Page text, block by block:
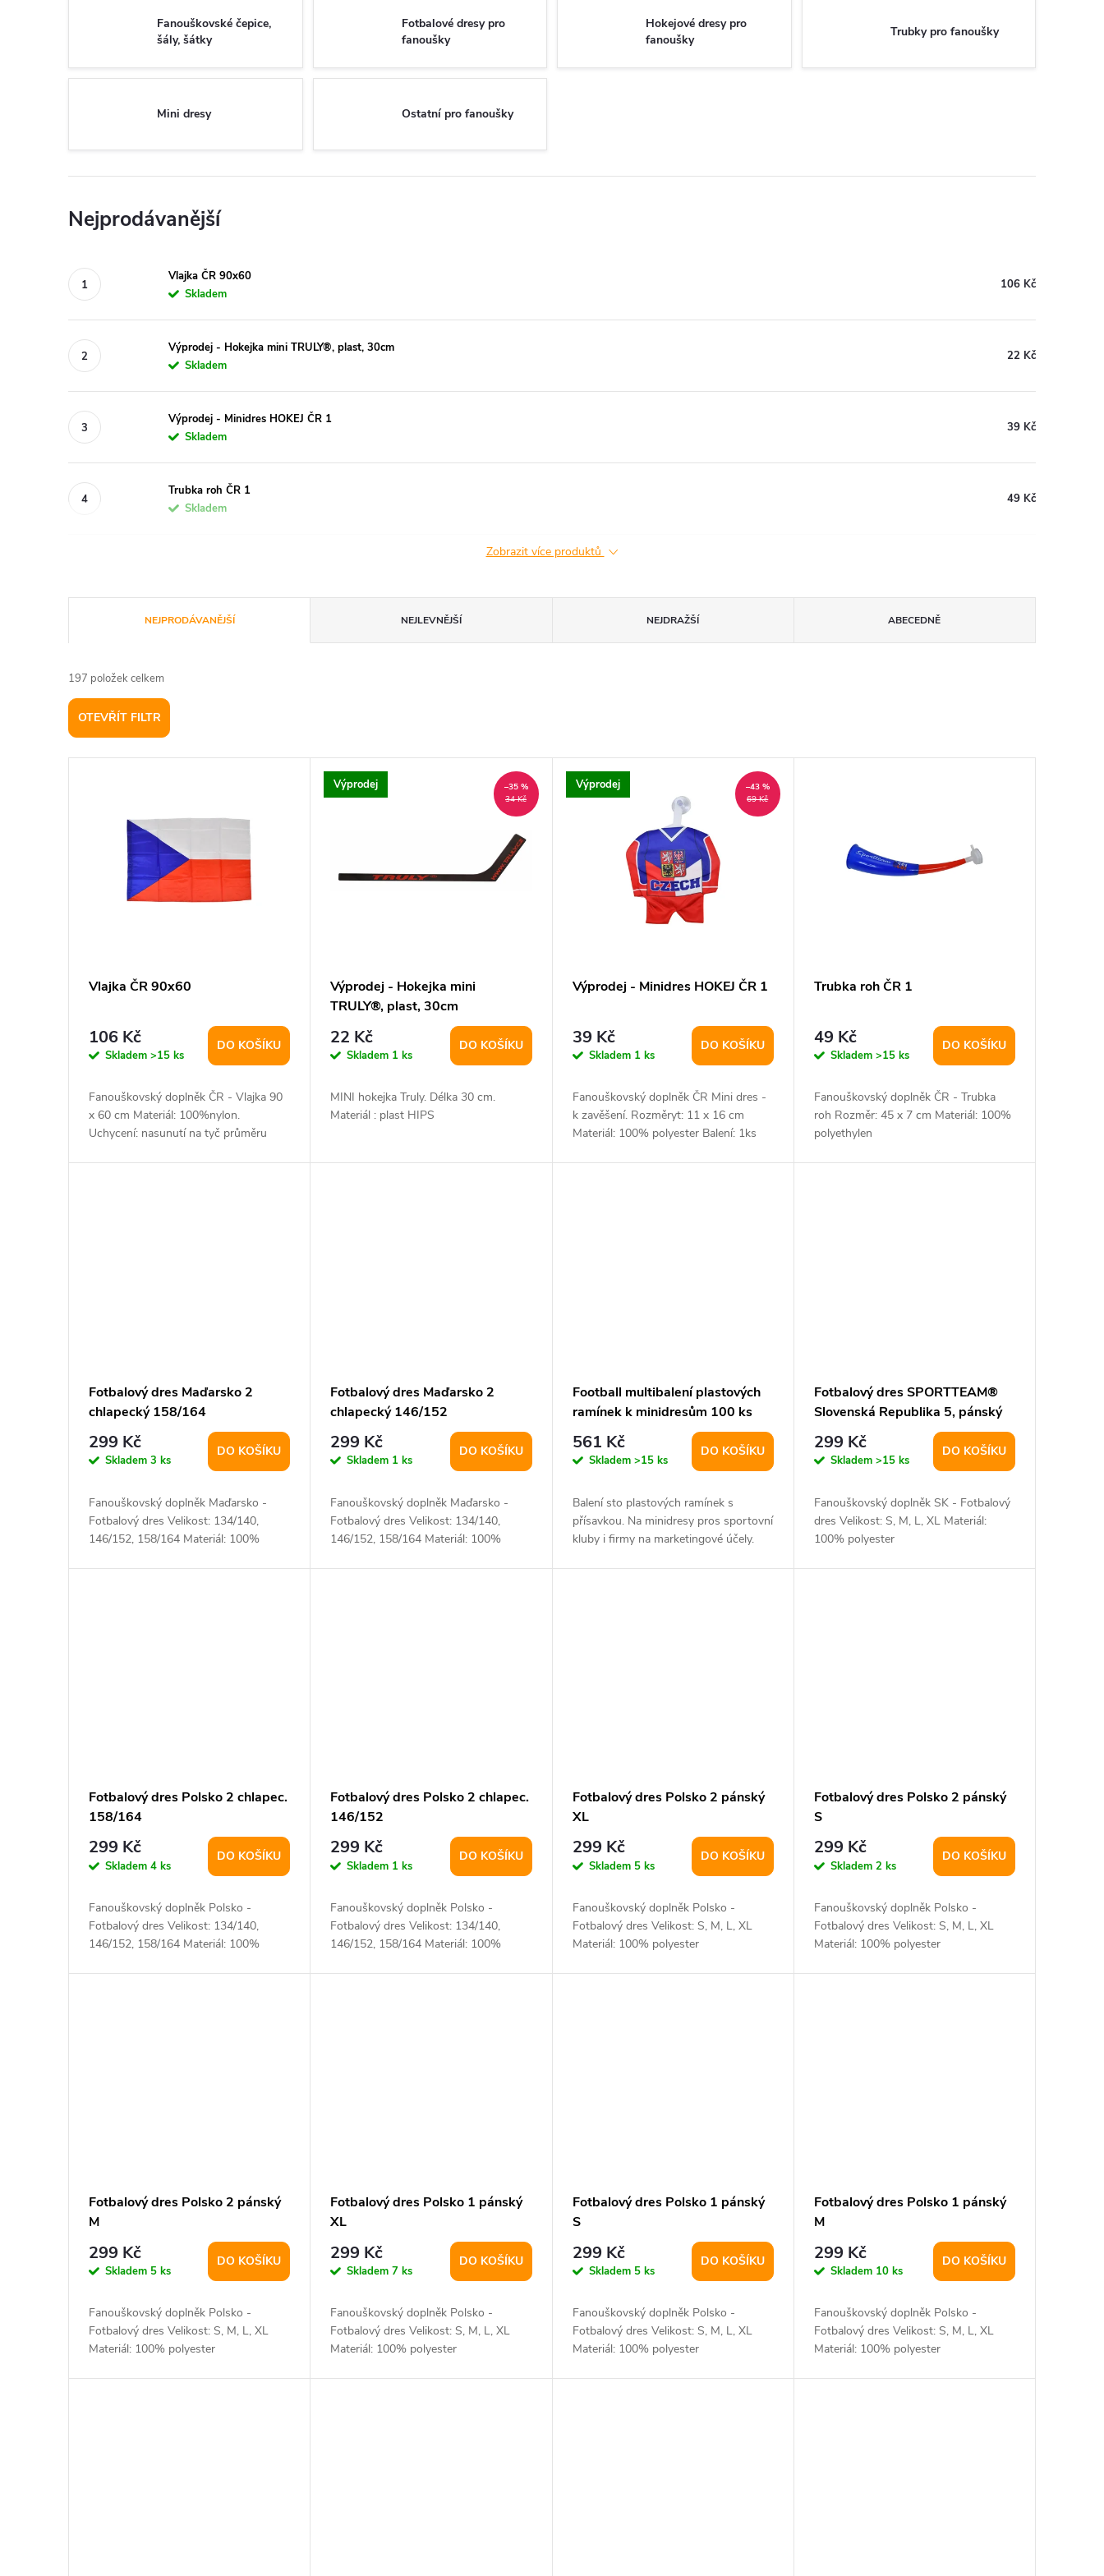
Fanouškovské čepice,
šály, šátky
Fotbalové dresy pro
fanoušky
Hokejové dresy pro
fanoušky
Trubky pro fanoušky
Mini dresy Ostatní pro fanoušky
Nejprodávanější
Vlajka ČR 90x60
Skladem
106 Kč
Výprodej - Hokejka mini TRULY®, plast, 30cm
Skladem
22 Kč
Výprodej - Minidres HOKEJ ČR 1
Skladem
39 Kč
Trubka roh ČR 1
Skladem
49 Kč
Zobrazit více produktů
a
z
e
ů
NEJPRODÁVANĚJŠÍ NEJLEVNĚJŠÍ NEJDRAŽŠÍ ABECEDNĚ
197 položek celkem
OTEVŘÍT FILTR
Vlajka ČR 90x60
106 Kč
Skladem >15 ks
DO KOŠÍKU
Fanouškovský doplněk ČR - Vlajka 90
x 60 cm Materiál: 100%nylon.
Uchycení: nasunutí na tyč průměru
Výprodej
34 Kč
–35 %
Výprodej - Hokejka mini
TRULY®, plast, 30cm
22 Kč
Skladem 1 ks
DO KOŠÍKU
MINI hokejka Truly. Délka 30 cm.
Materiál : plast HIPS
Výprodej
69 Kč
–43 %
Výprodej - Minidres HOKEJ ČR 1
39 Kč
Skladem 1 ks
DO KOŠÍKU
Fanouškovský doplněk ČR Mini dres -
k zavěšení. Rozměryt: 11 x 16 cm
Materiál: 100% polyester Balení: 1ks
Trubka roh ČR 1
49 Kč
Skladem >15 ks
DO KOŠÍKU
Fanouškovský doplněk ČR - Trubka
roh Rozměr: 45 x 7 cm Materiál: 100%
polyethylen
Fotbalový dres Maďarsko 2
chlapecký 158/164
299 Kč
Skladem 3 ks
DO KOŠÍKU
Fanouškovský doplněk Maďarsko -
Fotbalový dres Velikost: 134/140,
146/152, 158/164 Materiál: 100%
Fotbalový dres Maďarsko 2
chlapecký 146/152
299 Kč
Skladem 1 ks
DO KOŠÍKU
Fanouškovský doplněk Maďarsko -
Fotbalový dres Velikost: 134/140,
146/152, 158/164 Materiál: 100%
Football multibalení plastových
ramínek k minidresům 100 ks
balení 1 sada
561 Kč
Skladem >15 ks
DO KOŠÍKU
Balení sto plastových ramínek s
přísavkou. Na minidresy pros sportovní
kluby i firmy na marketingové účely.
Fotbalový dres SPORTTEAM®
Slovenská Republika 5, pánský
vel. S
299 Kč
Skladem >15 ks
DO KOŠÍKU
Fanouškovský doplněk SK - Fotbalový
dres Velikost: S, M, L, XL Materiál:
100% polyester
Fotbalový dres Polsko 2 chlapec.
158/164
299 Kč
Skladem 4 ks
DO KOŠÍKU
Fanouškovský doplněk Polsko -
Fotbalový dres Velikost: 134/140,
146/152, 158/164 Materiál: 100%
Fotbalový dres Polsko 2 chlapec.
146/152
299 Kč
Skladem 1 ks
DO KOŠÍKU
Fanouškovský doplněk Polsko -
Fotbalový dres Velikost: 134/140,
146/152, 158/164 Materiál: 100%
Fotbalový dres Polsko 2 pánský
XL
299 Kč
Skladem 5 ks
DO KOŠÍKU
Fanouškovský doplněk Polsko -
Fotbalový dres Velikost: S, M, L, XL
Materiál: 100% polyester
Fotbalový dres Polsko 2 pánský
S
299 Kč
Skladem 2 ks
DO KOŠÍKU
Fanouškovský doplněk Polsko -
Fotbalový dres Velikost: S, M, L, XL
Materiál: 100% polyester
Fotbalový dres Polsko 2 pánský
M
299 Kč
Skladem 5 ks
DO KOŠÍKU
Fanouškovský doplněk Polsko -
Fotbalový dres Velikost: S, M, L, XL
Materiál: 100% polyester
Fotbalový dres Polsko 1 pánský
XL
299 Kč
Skladem7 ks
DO KOŠÍKU
Fanouškovský doplněk Polsko -
Fotbalový dres Velikost: S, M, L, XL
Materiál: 100% polyester
Fotbalový dres Polsko 1 pánský
S
299 Kč
Skladem 5 ks
DO KOŠÍKU
Fanouškovský doplněk Polsko -
Fotbalový dres Velikost: S, M, L, XL
Materiál: 100% polyester
Fotbalový dres Polsko 1 pánský
M
299 Kč
Skladem 10 ks
DO KOŠÍKU
Fanouškovský doplněk Polsko -
Fotbalový dres Velikost: S, M, L, XL
Materiál: 100% polyester